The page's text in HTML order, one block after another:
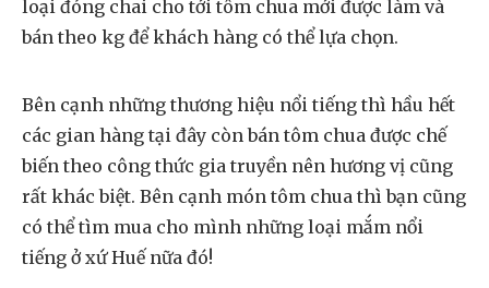
loại đóng chai cho tới tôm chua mới được làm và
bán theo kg để khách hàng có thể lựa chọn.
Bên cạnh những thương hiệu nổi tiếng thì hầu hết
các gian hàng tại đây còn bán tôm chua được chế
biến theo công thức gia truyền nên hương vị cũng
rất khác biệt. Bên cạnh món tôm chua thì bạn cũng
có thể tìm mua cho mình những loại mắm nổi
tiếng ở xứ Huế nữa đó!